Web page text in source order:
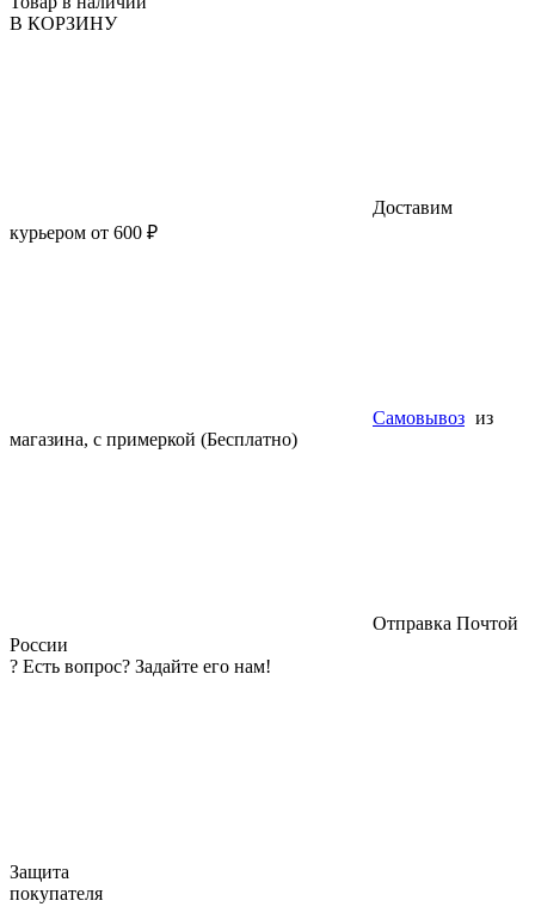
В КОРЗИНУ
Доставим
курьером от 600 ₽
Самовывоз из
магазина, с примеркой (Бесплатно)
Отправка Почтой
России
? Есть вопрос? Задайте его нам!
Защита
покупателя